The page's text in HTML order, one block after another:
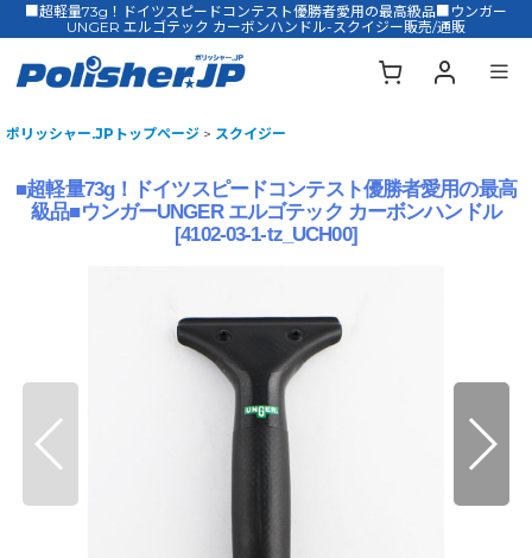
■超軽量73g！ドイツスピードコンテスト優勝者愛用の最高級品■ウンガー
UNGER エルゴテック カーボンハンドル-スクイジー販売/通販
ポリッシャー.JPトップページ > スクイジー
■超軽量73g！ドイツスピードコンテスト優勝者愛用の最高
級品■ウンガーUNGER エルゴテック カーボンハンドル
[4102-03-1-tz_UCH00]